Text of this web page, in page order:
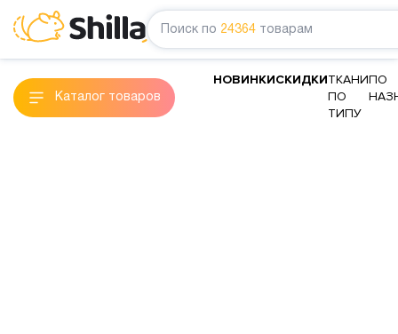
Поиск по 24364 товарам
Каталог товаров
НОВИНКИСКИДКИТКАНИ
ПО
ТИПУ
ПО